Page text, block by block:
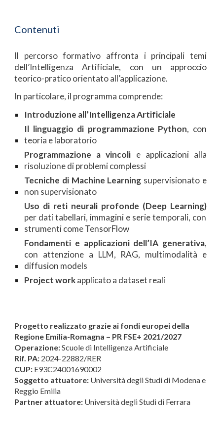
Contenuti
Il percorso formativo affronta i principali temi
dell’Intelligenza Artificiale, con un approccio
teorico-pratico orientato all’applicazione.
In particolare, il programma comprende:
Introduzione all’Intelligenza Artificiale
Il linguaggio di programmazione Python, con
teoria e laboratorio
Programmazione a vincoli e applicazioni alla
risoluzione di problemi complessi
Tecniche di Machine Learning supervisionato e
non supervisionato
Uso di reti neurali profonde (Deep Learning)
per dati tabellari, immagini e serie temporali, con
strumenti come TensorFlow
Fondamenti e applicazioni dell’IA generativa,
con attenzione a LLM, RAG, multimodalità e
diffusion models
Project workapplicato a dataset reali
Progetto realizzato grazie ai fondi europei della
Regione Emilia-Romagna – PR FSE+ 2021/2027
Operazione:Scuole di Intelligenza Artificiale
Rif. PA: 2024-22882/RER
CUP: E93C24001690002
Soggetto attuatore: Università degli Studi di Modena e
Reggio Emilia
Partner attuatore: Università degli Studi di Ferrara